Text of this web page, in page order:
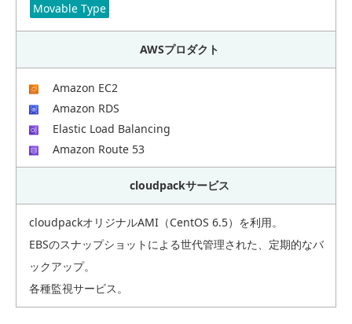
Movable Type
AWSプロダクト
Amazon EC2
Amazon RDS
Elastic Load Balancing
Amazon Route 53
cloudpackサービス
cloudpackオリジナルAMI（CentOS 6.5）を利用。
EBSのスナップショットによる世代管理された、定期的なバ
ックアップ。
各種監視サービス。